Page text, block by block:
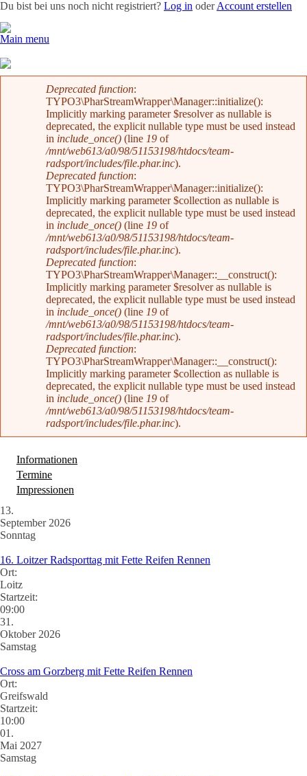
Du bist bei uns noch nicht registriert? Log in oderAccount erstellen
Main menu
Fehlermeldung
Deprecated function:
TYPO3\PharStreamWrapper\Manager::initialize():
Implicitly marking parameter $resolver as nullable is
deprecated, the explicit nullable type must be used instead
in include_once() (line 19 of
/mnt/web613/a0/98/51153198/htdocs/team-
radsport/includes/file.phar.inc).
Deprecated function:
TYPO3\PharStreamWrapper\Manager::initialize():
Implicitly marking parameter $collection as nullable is
deprecated, the explicit nullable type must be used instead
in include_once() (line 19 of
/mnt/web613/a0/98/51153198/htdocs/team-
radsport/includes/file.phar.inc).
Deprecated function:
TYPO3\PharStreamWrapper\Manager::__construct():
Implicitly marking parameter $resolver as nullable is
deprecated, the explicit nullable type must be used instead
in include_once() (line 19 of
/mnt/web613/a0/98/51153198/htdocs/team-
radsport/includes/file.phar.inc).
Deprecated function:
TYPO3\PharStreamWrapper\Manager::__construct():
Implicitly marking parameter $collection as nullable is
deprecated, the explicit nullable type must be used instead
in include_once() (line 19 of
/mnt/web613/a0/98/51153198/htdocs/team-
radsport/includes/file.phar.inc).
Informationen
Termine
Impressionen
13.
September 2026
Sonntag
16. Loitzer Radsporttag mit Fette Reifen Rennen
Ort:
Loitz
Startzeit:
09:00
31.
Oktober 2026
Samstag
Cross am Gorzberg mit Fette Reifen Rennen
Ort:
Greifswald
Startzeit:
10:00
01.
Mai 2027
Samstag